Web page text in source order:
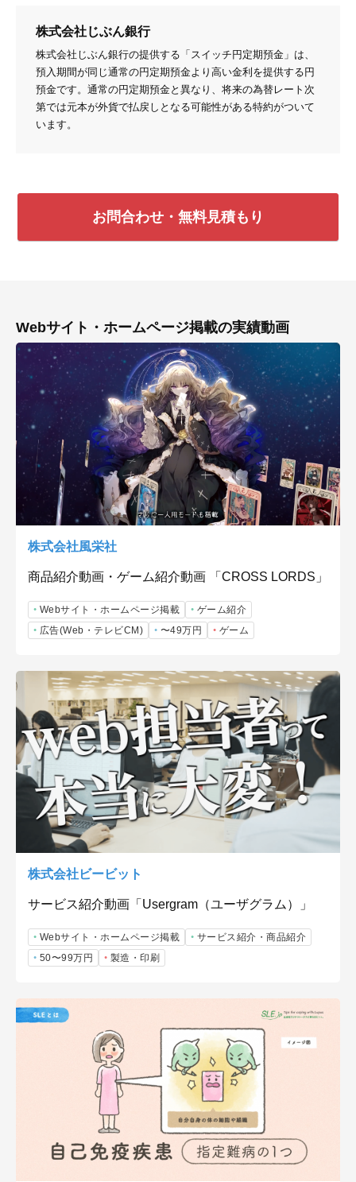
株式会社じぶん銀行
株式会社じぶん銀行の提供する「スイッチ円定期預金」は、
預入期間が同じ通常の円定期預金より高い金利を提供する円
預金です。通常の円定期預金と異なり、将来の為替レート次
第では元本が外貨で払戻しとなる可能性がある特約がついて
います。
お問合わせ・無料見積もり
Webサイト・ホームページ掲載の実績動画
株式会社風栄社
商品紹介動画・ゲーム紹介動画 「CROSS LORDS」
Webサイト・ホームページ掲載
ゲーム紹介
広告(Web・テレビCM)
〜49万円 ゲーム
株式会社ビービット
サービス紹介動画「Usergram（ユーザグラム）」
Webサイト・ホームページ掲載
サービス紹介・商品紹介
50〜99万円
製造・印刷